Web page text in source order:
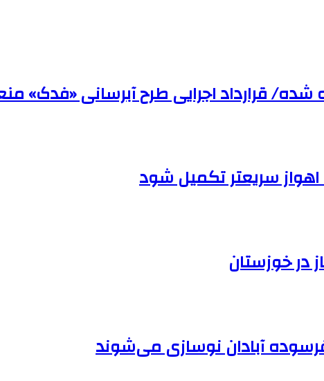
شده/ قرارداد اجرایی طرح آبرسانی
سریعتر تکمیل شود